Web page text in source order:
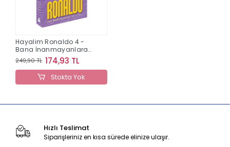
Hayalim Ronaldo 4 -
Bana İnanmayanlara
İnat Mutlu Son
249,90 TL 174,93 TL
Stokta Yok
Hızlı Teslimat
Siparişleriniz en kısa sürede elinize ulaşır.